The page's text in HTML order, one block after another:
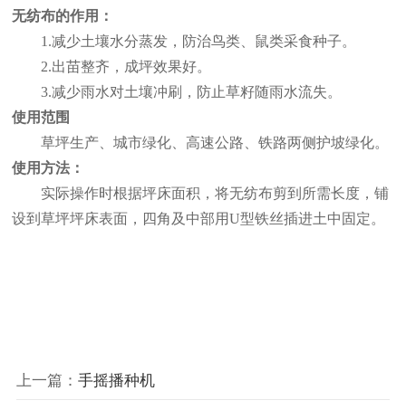
无纺布的作用：
1.减少土壤水分蒸发，防治鸟类、鼠类采食种子。
2.出苗整齐，成坪效果好。
3.减少雨水对土壤冲刷，防止草籽随雨水流失。
使用范围
草坪生产、城市绿化、高速公路、铁路两侧护坡绿化。
使用方法：
实际操作时根据坪床面积，将无纺布剪到所需长度，铺
设到草坪坪床表面，四角及中部用U型铁丝插进土中固定。
上一篇： 手摇播种机